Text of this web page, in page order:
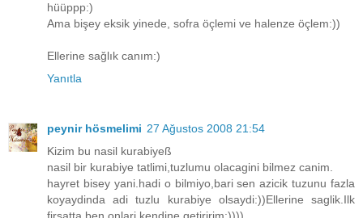
hüüppp:)
Ama bişey eksik yinede, sofra öçlemi ve halenze öçlem:))
Ellerine sağlık canım:)
Yanıtla
peynir hösmelimi 27 Ağustos 2008 21:54
Kizim bu nasil kurabiyeß
nasil bir kurabiye tatlimi,tuzlumu olacagini bilmez canim.
hayret bisey yani.hadi o bilmiyo,bari sen azicik tuzunu fazla
koyaydinda adi tuzlu kurabiye olsaydi:))Ellerine saglik.Ilk